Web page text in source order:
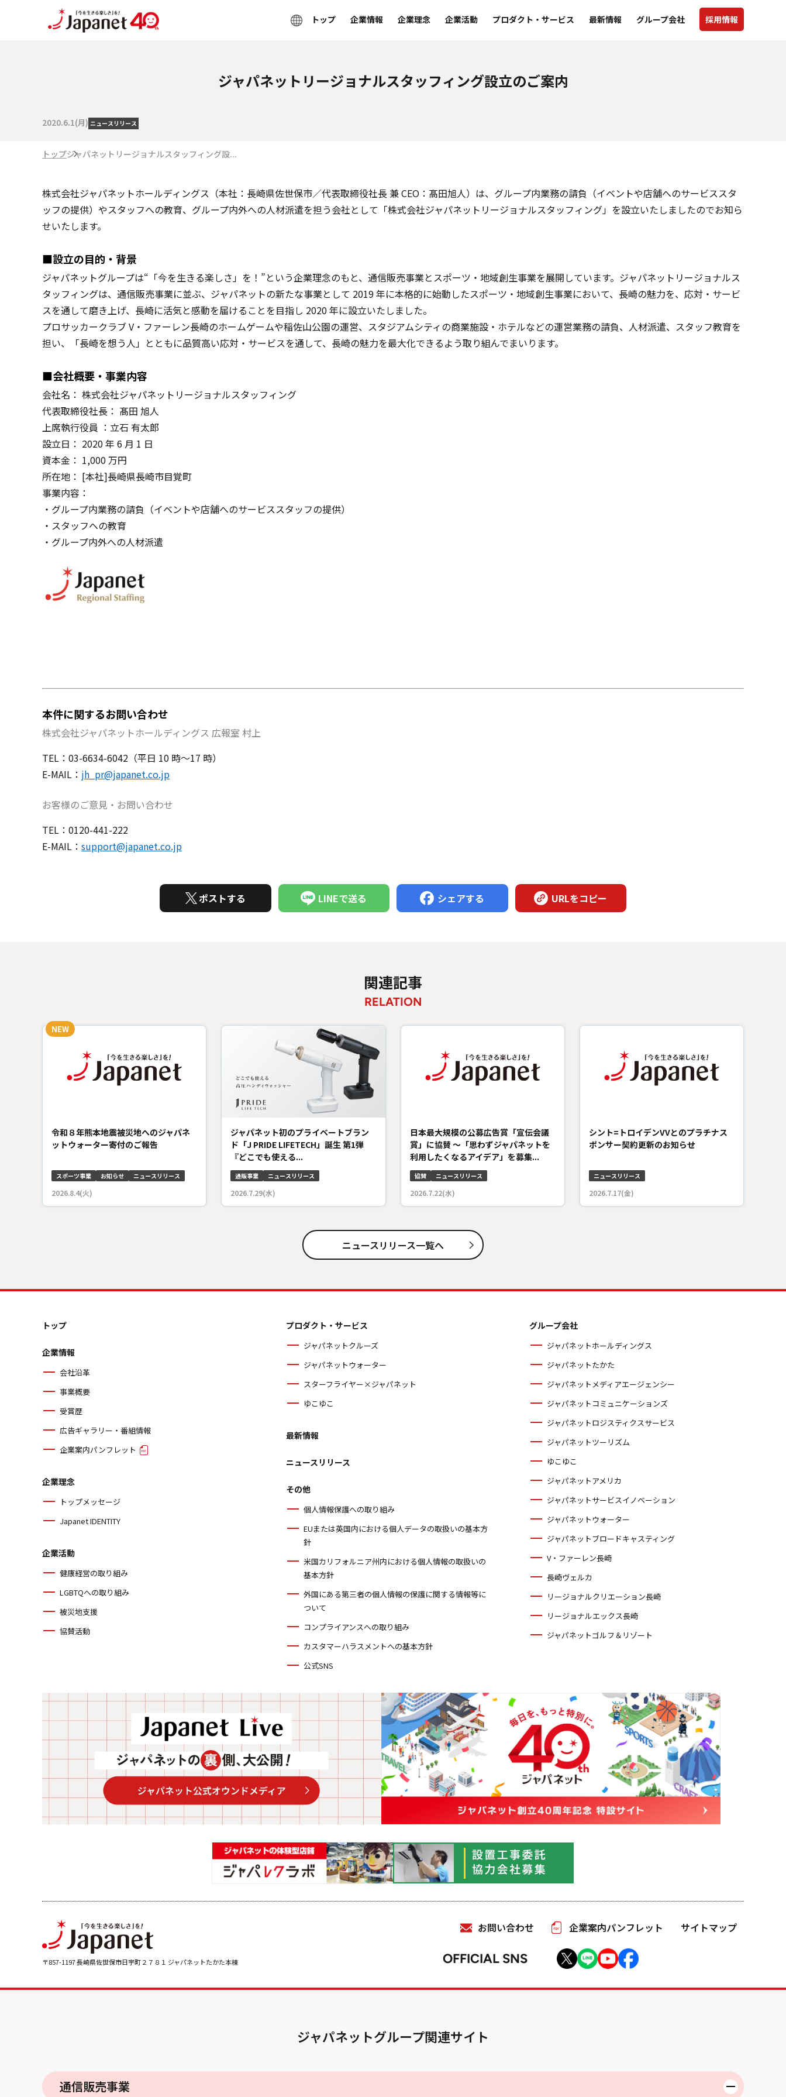
トップ 企業情報 企業理念 企業活動 プロダクト・サービス 最新情報 グループ会社 採用情報
ジャパネットリージョナルスタッフィング設立のご案内
2020.6.1(月) ニュースリリース
トップジャパネットリージョナルスタッフィング設...
株式会社ジャパネットホールディングス（本社：⻑崎県佐世保市／代表取締役社⻑ 兼 CEO：髙⽥旭⼈）は、グループ内業務の請負（イベントや店舗へのサービススタ
ッフの提供）やスタッフへの教育、グループ内外への⼈材派遣を担う会社として「株式会社ジャパネットリージョナルスタッフィング」を設立いたしましたのでお知ら
せいたします。
■設立の目的・背景
ジャパネットグループは“「今を生きる楽しさ」を！”という企業理念のもと、通信販売事業とスポーツ・地域創生事業を展開しています。ジャパネットリージョナルス
タッフィングは、通信販売事業に並ぶ、ジャパネットの新たな事業として 2019 年に本格的に始動したスポーツ・地域創生事業において、⻑崎の魅力を、応対・サービ
スを通して磨き上げ、⻑崎に活気と感動を届けることを目指し 2020 年に設立いたしました。
プロサッカークラブ V・ファーレン⻑崎のホームゲームや稲佐山公園の運営、スタジアムシティの商業施設・ホテルなどの運営業務の請負、⼈材派遣、スタッフ教育を
担い、「⻑崎を想う⼈」とともに品質高い応対・サービスを通して、⻑崎の魅力を最大化できるよう取り組んでまいります。
■会社概要・事業内容
会社名： 株式会社ジャパネットリージョナルスタッフィング
代表取締役社⻑： 髙⽥ 旭⼈
上席執行役員 ：立石 有太郎
設立日： 2020 年 6 月 1 日
資本金： 1,000 万円
所在地： [本社]⻑崎県⻑崎市目覚町
事業内容：
・グループ内業務の請負（イベントや店舗へのサービススタッフの提供）
・スタッフへの教育
・グループ内外への⼈材派遣
本件に関するお問い合わせ
株式会社ジャパネットホールディングス 広報室 村上
TEL：03-6634-6042（平日 10 時～17 時）
E-MAIL： jh_pr@japanet.co.jp
お客様のご意見・お問い合わせ
TEL：0120-441-222
E-MAIL： support@japanet.co.jp
ポストする LINEで送る シェアする URLをコピー
関連記事
RELATION
令和８年熊本地震被災地へのジャパネ
ットウォーター寄付のご報告
スポーツ事業 お知らせ ニュースリリース
2026.8.4(火)
ジャパネット初のプライベートブラン
ド「J PRIDE LIFETECH」誕生 第1弾
『どこでも使える...
通販事業 ニュースリリース
2026.7.29(水)
日本最大規模の公募広告賞「宣伝会議
賞」に協賛 ～「思わずジャパネットを
利用したくなるアイデア」を募集...
協賛 ニュースリリース
2026.7.22(水)
シント=トロイデンVVとのプラチナス
ポンサー契約更新のお知らせ
ニュースリリース
2026.7.17(金)
ニュースリリース一覧へ
トップ
企業情報
会社沿革
事業概要
受賞歴
広告ギャラリー・番組情報
企業案内パンフレット
企業理念
トップメッセージ
Japanet IDENTITY
企業活動
健康経営の取り組み
LGBTQへの取り組み
被災地支援
協賛活動
プロダクト・サービス
ジャパネットクルーズ
ジャパネットウォーター
スターフライヤー×ジャパネット
ゆこゆこ
最新情報
ニュースリリース
その他
個人情報保護への取り組み
EUまたは英国内における個人データの取扱いの基本方
針
米国カリフォルニア州内における個人情報の取扱いの
基本方針
外国にある第三者の個人情報の保護に関する情報等に
ついて
コンプライアンスへの取り組み
カスタマーハラスメントへの基本方針
公式SNS
グループ会社
ジャパネットホールディングス
ジャパネットたかた
ジャパネットメディアエージェンシー
ジャパネットコミュニケーションズ
ジャパネットロジスティクスサービス
ジャパネットツーリズム
ゆこゆこ
ジャパネットアメリカ
ジャパネットサービスイノベーション
ジャパネットウォーター
ジャパネットブロードキャスティング
V・ファーレン長崎
長崎ヴェルカ
リージョナルクリエーション長崎
リージョナルエックス長崎
ジャパネットゴルフ＆リゾート
〒857-1197 長崎県佐世保市日宇町２７８１ ジャパネットたかた本棟
お問い合わせ 企業案内パンフレット サイトマップ
OFFICIAL SNS
ジャパネットグループ関連サイト
通信販売事業